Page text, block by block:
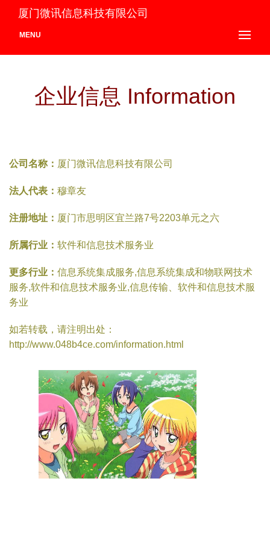
厦门微讯信息科技有限公司
MENU
企业信息 Information
公司名称： 厦门微讯信息科技有限公司
法人代表： 穆章友
注册地址： 厦门市思明区宜兰路7号2203单元之六
所属行业： 软件和信息技术服务业
更多行业： 信息系统集成服务,信息系统集成和物联网技术
服务,软件和信息技术服务业,信息传输、软件和信息技术服
务业
如若转载，请注明出处：
http://www.048b4ce.com/information.html